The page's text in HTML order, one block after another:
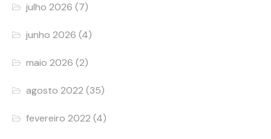
julho 2026 (7)
junho 2026 (4)
maio 2026 (2)
agosto 2022 (35)
fevereiro 2022 (4)